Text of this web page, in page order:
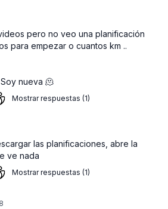
del Día
forma ordenada y progresiva
liviana y segura cada vez que salís. 🙌
pero no veo una planificación
para empezar o cuantos km ..
nueva 🫠
Mostrar respuestas (1)
las planificaciones, abre la
ve nada
Mostrar respuestas (1)